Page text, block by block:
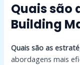
Quais são
Building
Quais são as
abordagens mais